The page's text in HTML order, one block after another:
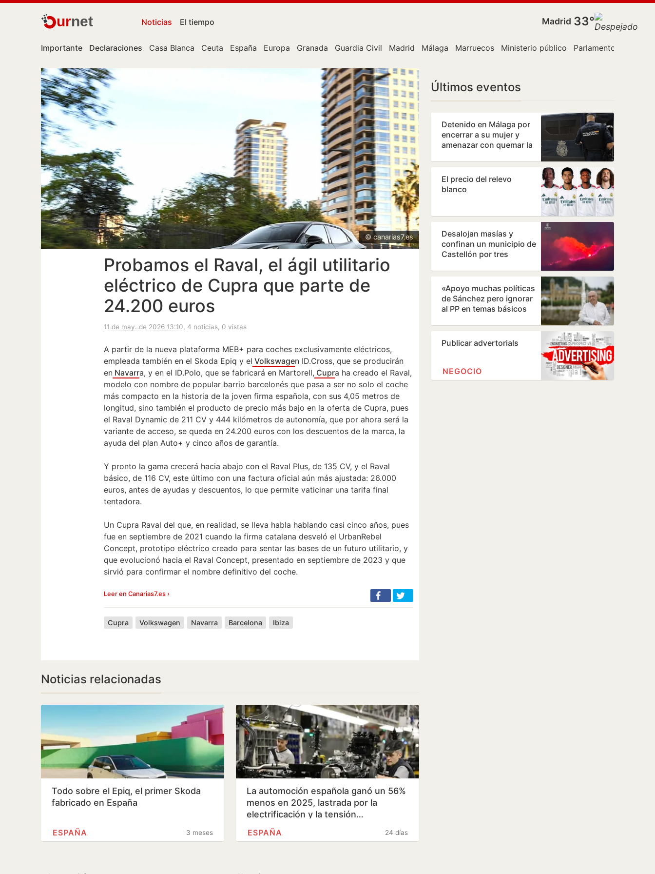
urnet Noticias El tiempo Madrid 33°
Importante Declaraciones Casa Blanca Ceuta España Europa Granada Guardia Civil Madrid Málaga Marruecos Ministerio público Parlamento
© canarias7.es
Probamos el Raval, el ágil utilitario
eléctrico de Cupra que parte de
24.200 euros
11 de may. de 2026 13:10, 4 noticias, 0 vistas
A partir de la nueva plataforma MEB+ para coches exclusivamente eléctricos,
empleada también en el Skoda Epiq y el Volkswagen ID.Cross, que se producirán
en Navarra, y en el ID.Polo, que se fabricará en Martorell, Cupra ha creado el Raval,
modelo con nombre de popular barrio barcelonés que pasa a ser no solo el coche
más compacto en la historia de la joven firma española, con sus 4,05 metros de
longitud, sino también el producto de precio más bajo en la oferta de Cupra, pues
el Raval Dynamic de 211 CV y 444 kilómetros de autonomía, que por ahora será la
variante de acceso, se queda en 24.200 euros con los descuentos de la marca, la
ayuda del plan Auto+ y cinco años de garantía.
Y pronto la gama crecerá hacia abajo con el Raval Plus, de 135 CV, y el Raval
básico, de 116 CV, este último con una factura oficial aún más ajustada: 26.000
euros, antes de ayudas y descuentos, lo que permite vaticinar una tarifa final
tentadora.
Un Cupra Raval del que, en realidad, se lleva habla hablando casi cinco años, pues
fue en septiembre de 2021 cuando la firma catalana desveló el UrbanRebel
Concept, prototipo eléctrico creado para sentar las bases de un futuro utilitario, y
que evolucionó hacia el Raval Concept, presentado en septiembre de 2023 y que
sirvió para confirmar el nombre definitivo del coche.
Leer en Canarias7.es ›
Cupra Volkswagen Navarra Barcelona Ibiza
Noticias relacionadas
Todo sobre el Epiq, el primer Skoda
fabricado en España
3 meses
ESPAÑA
La automoción española ganó un 56%
menos en 2025, lastrada por la
electrificación y la tensión…
24 días
ESPAÑA
Últimos eventos
Detenido en Málaga por
encerrar a su mujer y
amenazar con quemar la
El precio del relevo
blanco
Desalojan masías y
confinan un municipio de
Castellón por tres
«Apoyo muchas políticas
de Sánchez pero ignorar
al PP en temas básicos
Publicar advertorials
NEGOCIO